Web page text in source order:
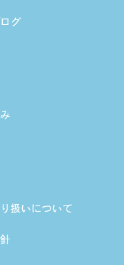
グ
扱いについて